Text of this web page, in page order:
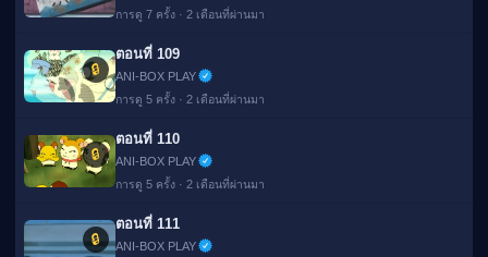
การดู 7 ครั้ง · 2 เดือนที่ผ่านมา
🔒
ตอนที่ 109
ANI-BOX PLAY
การดู 5 ครั้ง · 2 เดือนที่ผ่านมา
🔒
ตอนที่ 110
ANI-BOX PLAY
การดู 5 ครั้ง · 2 เดือนที่ผ่านมา
🔒
ตอนที่ 111
ANI-BOX PLAY